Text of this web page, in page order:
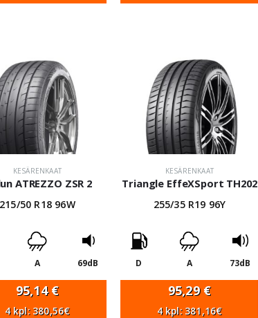
KESÄRENKAAT
ATREZZO ZSR 2
215/50 R18 96W
A 69dB
95,14€
4 kpl: 380,56€
KESÄRENKAAT
Triangle EffeXSport TH202
255/35 R19 96Y
D A 73dB
95,29 €
4 kpl: 381,16€